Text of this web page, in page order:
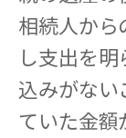
相続人か
し支出を
込みがない
ていた金額